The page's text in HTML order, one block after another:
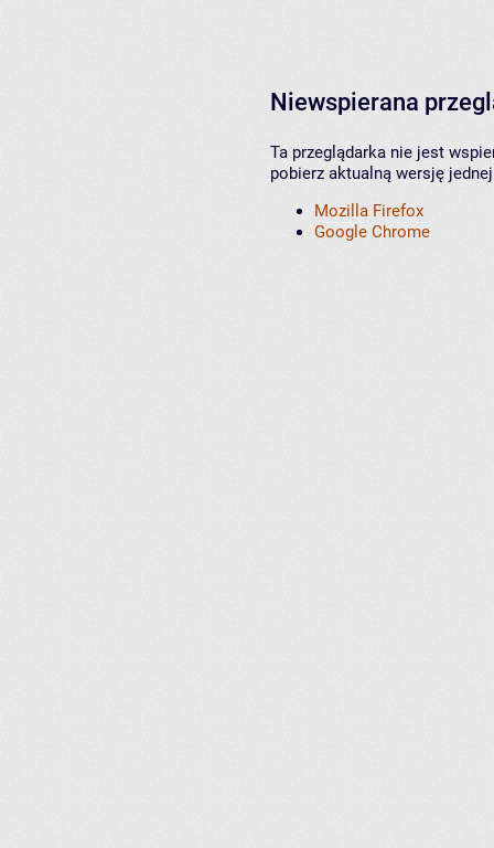
Niewspierana
Ta przeglądarka nie jest
pobierz aktualną wersję
Mozilla Firefox
Google Chrome